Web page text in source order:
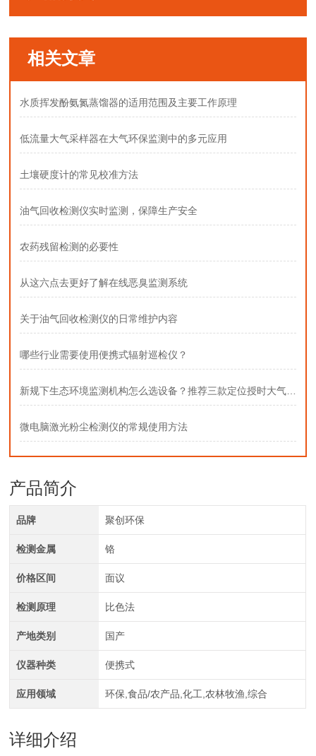
相关文章
水质挥发酚氨氮蒸馏器的适用范围及主要工作原理
低流量大气采样器在大气环保监测中的多元应用
土壤硬度计的常见校准方法
油气回收检测仪实时监测，保障生产安全
农药残留检测的必要性
从这六点去更好了解在线恶臭监测系统
关于油气回收检测仪的日常维护内容
哪些行业需要使用便携式辐射巡检仪？
新规下生态环境监测机构怎么选设备？推荐三款定位授时大气采样器
微电脑激光粉尘检测仪的常规使用方法
产品简介
品牌 聚创环保
检测金属 铬
价格区间 面议
检测原理 比色法
产地类别 国产
仪器种类 便携式
应用领域 环保,食品/农产品,化工,农林牧渔,综合
详细介绍